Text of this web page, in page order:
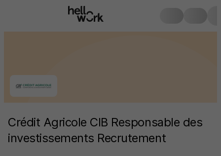
Crédit Agricole CIB Responsable des
investissements Recrutement